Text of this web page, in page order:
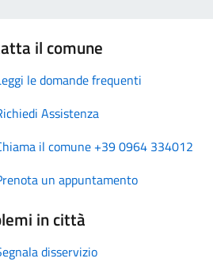
il comune
le domande frequenti
Assistenza
il comune +39 0964 334012
un appuntamento
in città
disservizio